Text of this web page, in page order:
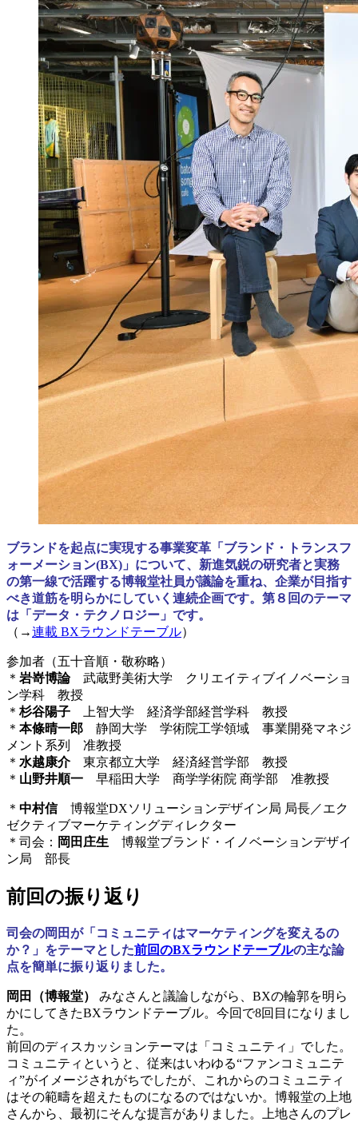
ブランドを起点に実現する事業変革「ブランド・トランスフ
ォーメーション(BX)」について、新進気鋭の研究者と実務
の第一線で活躍する博報堂社員が議論を重ね、企業が目指す
べき道筋を明らかにしていく連続企画です。第８回のテーマ
は「データ・テクノロジー」です。
（→連載 BXラウンドテーブル）
参加者（五十音順・敬称略）
＊ 岩嵜博論武蔵野美術大学 クリエイティブイノベーショ
ン学科 教授
＊ 杉谷陽子 上智大学 経済学部経営学科 教授
＊ 本條晴一郎 静岡大学 学術院工学領域 事業開発マネジ
メント系列 准教授
＊ 水越康介東京都立大学 経済経営学部 教授
＊ 山野井順一 早稲田大学 商学学術院 商学部 准教授
＊ 中村信博報堂DXソリューションデザイン局 局長／エク
ゼクティブマーケティングディレクター
＊司会： 岡田庄生 博報堂ブランド・イノベーションデザイ
ン局 部長
前回の振り返り
司会の岡田が「コミュニティはマーケティングを変えるの
か？」をテーマとした前回のBXラウンドテーブルの主な論
点を簡単に振り返りました。
岡田（博報堂）
みなさんと議論しながら、BXの輪郭を明ら
かにしてきたBXラウンドテーブル。今回で8回目になりまし
た。
前回のディスカッションテーマは「コミュニティ」でした。
コミュニティというと、従来はいわゆる“ファンコミュニテ
ィ”がイメージされがちでしたが、これからのコミュニティ
はその範疇を超えたものになるのではないか。博報堂の上地
さんから、最初にそんな提言がありました。上地さんのプレ